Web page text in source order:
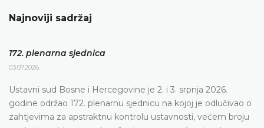
Najnoviji sadržaj
172. plenarna sjednica
03.07.2026.
Ustavni sud Bosne i Hercegovine je 2. i 3. srpnja 2026.
godine održao 172. plenarnu sjednicu na kojoj je odlučivao o
zahtjevima za apstraktnu kontrolu ustavnosti, većem broju